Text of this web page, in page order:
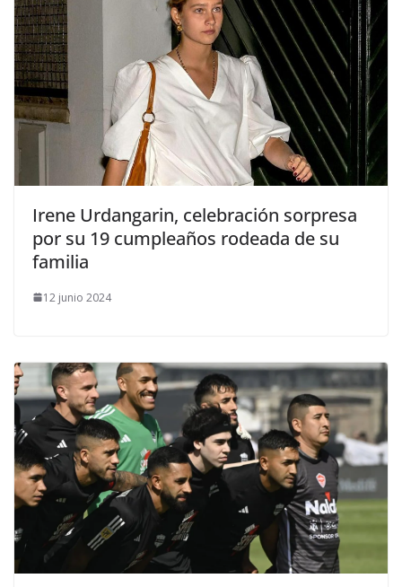
​Irene Urdangarin, celebración sorpresa
por su 19 cumpleaños rodeada de su
familia
12 junio 2024